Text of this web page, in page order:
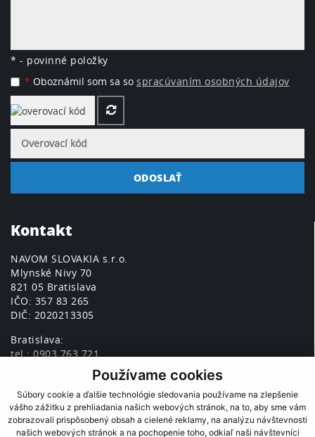
Používame cookies
Súbory cookie a ďalšie technológie sledovania používame na zlepšenie
vášho zážitku z prehliadania našich webových stránok, na to, aby sme vám
zobrazovali prispôsobený obsah a cielené reklamy, na analýzu návštevnosti
našich webových stránok a na pochopenie toho, odkiaľ naši návštevníci
* - povinné položky
* Oboznámil som sa so spracúvaním osobných údajov
Kontakt
NAVOM SLOVAKIA s.r.o.
Mlynské Nivy 70
821 05 Bratislava
IČO: 357 83 265
DIČ: 2020213305
Bratislava:
tel.: 0903 763 721
e-mail: navomslovakia@stonline.sk
Košice:
tel.: 055-697 00 23
mobil: 0903 763 721